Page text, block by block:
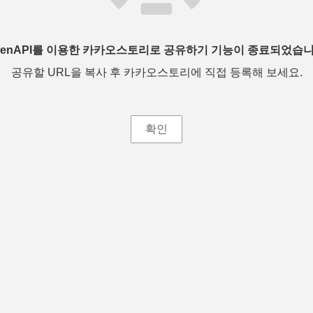
를 이용한 카카오스토리로 공유하기 기능이 종료되었습
공유할 URL을 복사 후 카카오스토리에 직접 등록해 보세요.
확인